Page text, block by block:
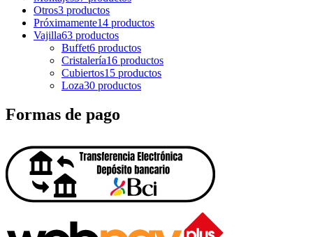
Otros3 productos
Próximamente14 productos
Vajilla63 productos
Buffet6 productos
Cristalería16 productos
Cubiertos15 productos
Loza30 productos
Formas de pago